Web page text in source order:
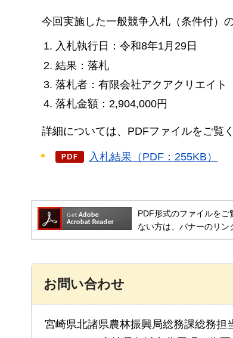
今回実施した一般競争入札（条件付）
入札執行日：令和8年1月29日
結果：落札
落札者：有限会社アクアクリエイト
落札金額：2,904,000円
詳細については、PDFファイルをご覧く
入札結果（PDF：255KB）
PDF形式のファイルを
ない方は、バナーのリン
お問い合わせ
宮崎県北諸県農林振興局総務課総務担